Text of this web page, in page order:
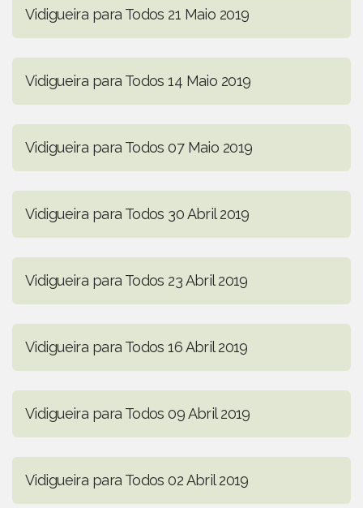
Vidigueira para Todos 21 Maio 2019
Vidigueira para Todos 14 Maio 2019
Vidigueira para Todos 07 Maio 2019
Vidigueira para Todos 30 Abril 2019
Vidigueira para Todos 23 Abril 2019
Vidigueira para Todos 16 Abril 2019
Vidigueira para Todos 09 Abril 2019
Vidigueira para Todos 02 Abril 2019